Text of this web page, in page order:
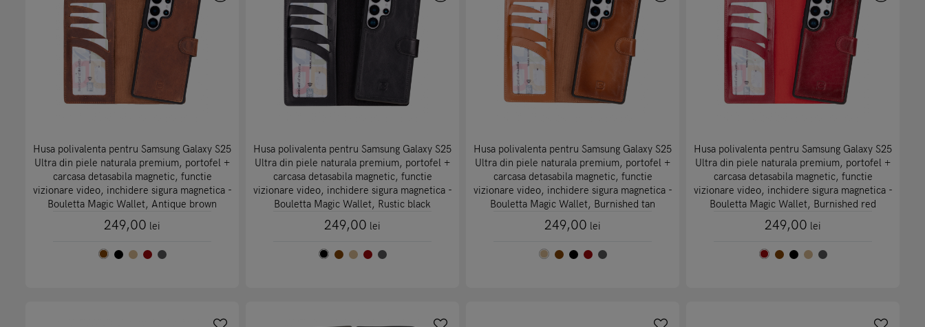
Husa polivalenta pentru Samsung Galaxy S25
Ultra din piele naturala premium, portofel +
carcasa detasabila magnetic, functie
vizionare video, inchidere sigura magnetica -
Bouletta Magic Wallet, Antique brown
249,00 lei
Husa polivalenta pentru Samsung Galaxy S25
Ultra din piele naturala premium, portofel +
carcasa detasabila magnetic, functie
vizionare video, inchidere sigura magnetica -
Bouletta Magic Wallet, Rustic black
249,00 lei
Husa polivalenta pentru Samsung Galaxy S25
Ultra din piele naturala premium, portofel +
carcasa detasabila magnetic, functie
vizionare video, inchidere sigura magnetica -
Bouletta Magic Wallet, Burnished tan
249,00 lei
Husa polivalenta pentru Samsung Galaxy S25
Ultra din piele naturala premium, portofel +
carcasa detasabila magnetic, functie
vizionare video, inchidere sigura magnetica -
Bouletta Magic Wallet, Burnished red
249,00 lei